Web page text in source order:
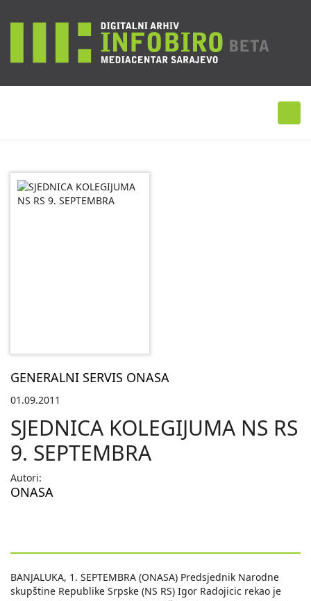
GENERALNI SERVIS ONASA
01.09.2011
SJEDNICA KOLEGIJUMA NS RS
9. SEPTEMBRA
Autori:
ONASA
BANJALUKA, 1. SEPTEMBRA (ONASA) Predsjednik Narodne
skupštine Republike Srpske (NS RS) Igor Radojicic rekao je